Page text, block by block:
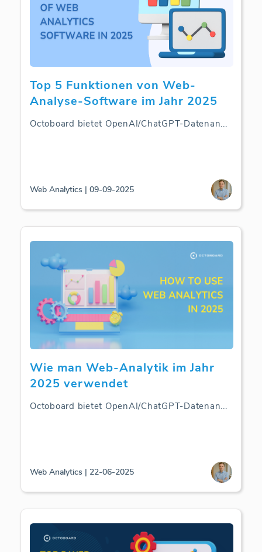
Top 5 Funktionen von Web-
Analyse-Software im Jahr 2025
Octoboard bietet OpenAI/ChatGPT-Datenan...
Web Analytics | 09-09-2025
Wie man Web-Analytik im Jahr
2025 verwendet
Octoboard bietet OpenAI/ChatGPT-Datenan...
Web Analytics | 22-06-2025